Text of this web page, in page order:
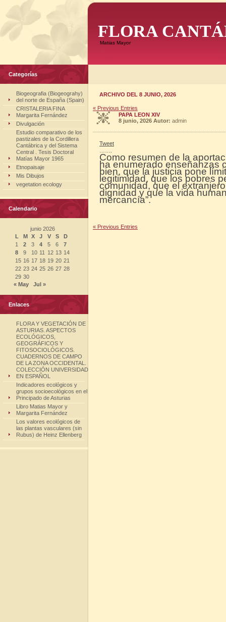
FLORA
Matias Mayor
Categorías
Biogeografia (Biogeograhy)
del norte de España (Spain)
CRISTALERIA FINA
Margarita Fernández
Divulgación
Estudio comparativo de los
pastizales de la Cordillera
Cantábrica y del Sistema
Central . Tesis Doctoral
Matías Mayor 1965
Etnopaisaje
Mis Dibujos
vegetation ecology
Calendario
junio 2026
L
M X J V S
D
1
2 3 4 5 6
7
8
9 10 11 12 13 14
15 16 17 18 19 20 21
22 23 24 25 26 27 28
29 30
« May
Jul »
Enlaces
FLORA Y VEGETACIÓN DE
ASTURIAS. ASPECTOS
ECOLÓGICOS,
GEOGRÁFICOS Y
FITOSOCIOLÓGICOS.
CUADERNOS DE CAMPO
DE LA ZONA OCCIDENTAL.
COLECCIÓN UNIVERSIDAD
EN ESPAÑOL
Indicadores ecológicos y
grupos socioecológicos en el
Principado de Asturias
Libro Matias Mayor y
Margarita Fernández
Los valores ecológicos de
las plantas vasculares (sin
Rubus) de Heinz Ellenberg
ARCHIVO DEL 8 JUNIO, 2026
« Previous Entries
PAPA LEON XIV
8 junio, 2026 Autor: admin
Tweet
Como resumen de la
ha enumerado enseñanzas
bien, que la justicia pone
legitimidad, que los pobres
comunidad, que el
dignidad y que la vida
mercancía”.
« Previous Entries